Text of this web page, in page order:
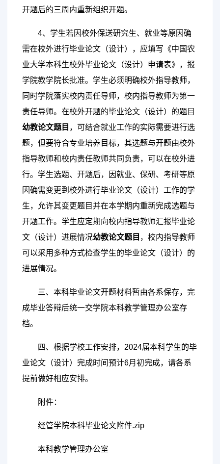
开题后的三周内重新组织开题。
4、学生若因校外保送研究生、就业等原因确
需在校外进行毕业论文（设计），应填写《中国农
业大学本科生校外毕业论文（设计）申请表》，报
学院教学院长批准。学生必须明确校外指导教师，
同时学院落实校内责任导师，校内指导教师为第一
责任导师。在校外开题的毕业论文（设计）的题目
幼教论文题目 ，可结合就业工作的实际需要进行选
题，但要符合专业培养目标，其选题与开题由校外
指导教师和校内责任教师共同负责，可以在校外进
行。学生选题、开题后，因就业、保研、考研等原
因确需变更到校外进行毕业论文（设计）工作的学
生，允许其变更题目并在本学期内重新完成选题与
开题工作。学生应定期向校内指导教师汇报毕业论
文（设计）进展情况幼教论文题目 ，校内指导教师
可以采用多种方式检查学生的毕业论文（设计）的
进展情况。
三、本科毕业论文开题材料暂由各系保存，完
成毕业答辩后统一交学院本科教学管理办公室存
档。
四、根据学校工作安排，2024届本科学生的毕
业论文（设计）完成时间预计6月初完成，请各系
提前做好相应安排。
附件：
经管学院本科毕业论文附件.zip
本科教学管理办公室